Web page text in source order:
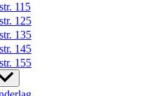
115
125
135
145
155